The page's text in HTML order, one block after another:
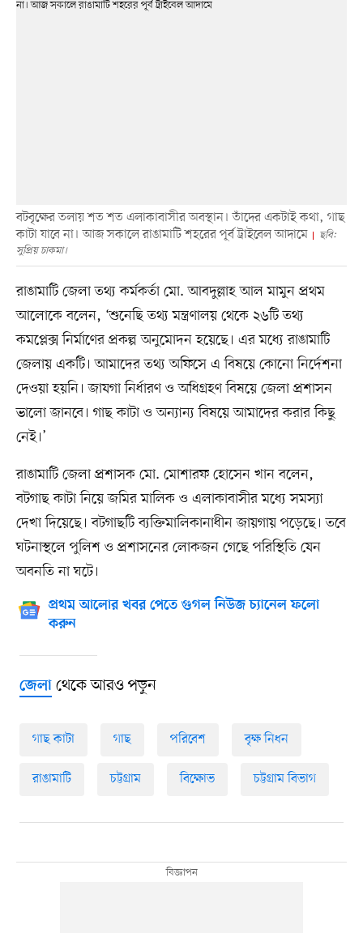
বটবৃক্ষের তলায় শত শত এলাকাবাসীর অবস্থান। তাঁদের একটাই কথা, গাছ
কাটা যাবে না। আজ সকালে রাঙামাটি শহরের পূর্ব ট্রাইবেল আদামে
ছবি:
সুপ্রিয় চাকমা।
রাঙামাটি জেলা তথ্য কর্মকর্তা মো. আবদুল্লাহ আল মামুন প্রথম
আলোকে বলেন, ‘শুনেছি তথ্য মন্ত্রণালয় থেকে ২৬টি তথ্য
কমপ্লেক্স নির্মাণের প্রকল্প অনুমোদন হয়েছে। এর মধ্যে রাঙামাটি
জেলায় একটি। আমাদের তথ্য অফিসে এ বিষয়ে কোনো নির্দেশনা
দেওয়া হয়নি। জাযগা নির্ধারণ ও অধিগ্রহণ বিষয়ে জেলা প্রশাসন
ভালো জানবে। গাছ কাটা ও অন্যান্য বিষয়ে আমাদের করার কিছু
নেই।’
রাঙামাটি জেলা প্রশাসক মো. মোশারফ হোসেন খান বলেন,
বটগাছ কাটা নিয়ে জমির মালিক ও এলাকাবাসীর মধ্যে সমস্যা
দেখা দিয়েছে। বটগাছটি ব্যক্তিমালিকানাধীন জায়গায় পড়েছে। তবে
ঘটনাস্থলে পুলিশ ও প্রশাসনের লোকজন গেছে পরিস্থিতি যেন
অবনতি না ঘটে।
প্রথম আলোর খবর পেতে গুগল নিউজ চ্যানেল ফলো
করুন
জেলাথেকে আরও পড়ুন
গাছ কাটা গাছ পরিবেশ বৃক্ষ নিধন
রাঙামাটি চট্টগ্রাম বিক্ষোভ চট্টগ্রাম বিভাগ